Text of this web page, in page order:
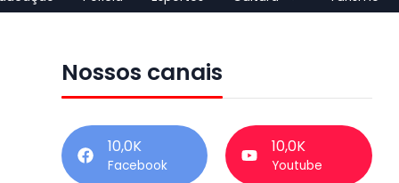
Nossos canais
10,0K
Facebook
10,0K
Youtube